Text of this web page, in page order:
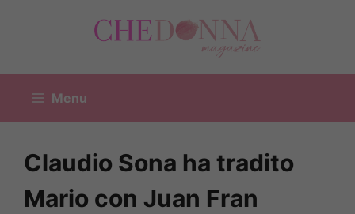
Menu
Claudio Sona ha tradito
Mario con Juan Fran